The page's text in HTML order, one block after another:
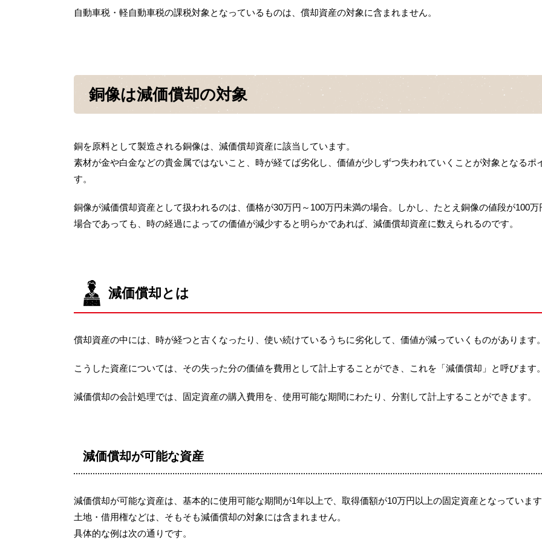
自動車税・軽自動車税の課税対象となっているものは、償却資産の対象に含まれません。
銅像は減価償却の対象
銅を原料として製造される銅像は、減価償却資産に該当しています。
素材が金や白金などの貴金属ではないこと、時が経てば劣化し、価値が少しずつ失われていくことが対象となるポ
す。
銅像が減価償却資産として扱われるのは、価格が30万円～100万円未満の場合。しかし、たとえ銅像の値段が100万
場合であっても、時の経過によっての価値が減少すると明らかであれば、減価償却資産に数えられるのです。
減価償却とは
償却資産の中には、時が経つと古くなったり、使い続けているうちに劣化して、価値が減っていくものがあります。
こうした資産については、その失った分の価値を費用として計上することができ、これを「減価償却」と呼びます。
減価償却の会計処理では、固定資産の購入費用を、使用可能な期間にわたり、分割して計上することができます。
減価償却が可能な資産
減価償却が可能な資産は、基本的に使用可能な期間が1年以上で、取得価額が10万円以上の固定資産となっています
土地・借用権などは、そもそも減価償却の対象には含まれません。
具体的な例は次の通りです。